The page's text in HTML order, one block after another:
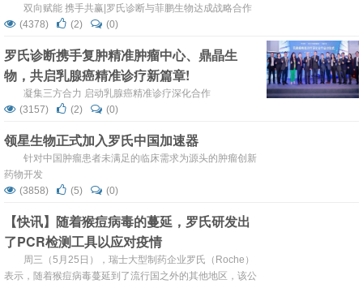
双向赋能 携手共赢|罗氏诊断与菲鹏生物达成战略合作
(4378)
(2) (0)
罗氏诊断携手复肿精准肿瘤中心、鼎晶生
物，共启乳腺癌精准诊疗新篇章!
凝集三方合力 启动乳腺癌精准诊疗深化合作
(3157)
(2) (0)
领星生物正式加入罗氏中国加速器
针对中国肿瘤患者未满足的临床需求为源头的肿瘤创新
药物开发
(3858)
(5) (0)
【快讯】随着猴痘病毒的蔓延，罗氏研发出
了PCR检测工具以应对疫情
周三（5月25日），瑞士大型制药企业罗氏（Roche）
表示，随着猴痘病毒蔓延到了流行国之外的其他地区，该公